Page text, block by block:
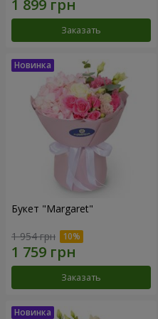
Заказать
Букет "Margaret"
1 954 грн
Заказать